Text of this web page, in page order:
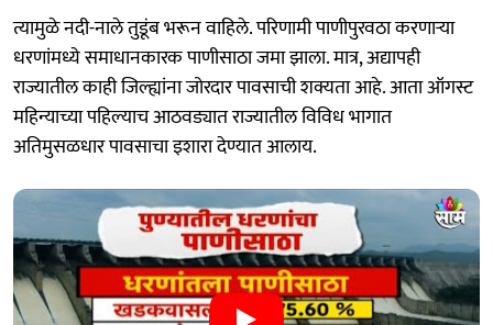
त्यामुळे नदी-नाले तुडूंब भरून वाहिले. परिणामी पाणीपुरवठा करणाऱ्या
धरणांमध्ये समाधानकारक पाणीसाठा जमा झाला. मात्र, अद्यापही
राज्यातील काही जिल्ह्यांना जोरदार पावसाची शक्यता आहे. आता ऑगस्ट
महिन्याच्या पहिल्याच आठवड्यात राज्यातील विविध भागात
अतिमुसळधार पावसाचा इशारा देण्यात आलाय.